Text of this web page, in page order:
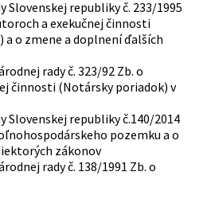
Slovenskej republiky č. 233/1995
a exekučnej činnosti
a o zmene a doplnení ďalších
rady č. 323/92 Zb. o
činnosti (Notársky poriadok) v
Slovenskej republiky č.140/2014
pozemku a o
zákonov
rady č. 138/1991 Zb. o